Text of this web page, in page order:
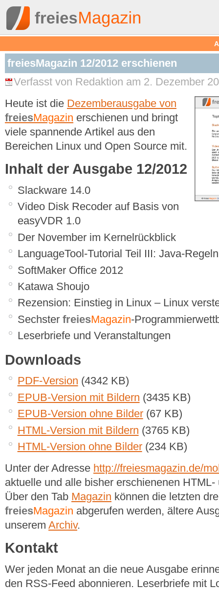
freiesMagazin 12/2012 erschienen
Verfasst von Redaktion am 2. Dezember
Heute ist die Dezemberausgabe von
freiesMagazin erschienen und bringt
viele spannende Artikel aus den
Bereichen Linux und Open Source mit.
Inhalt der Ausgabe 12/2012
Slackware 14.0
Video Disk Recoder auf Basis von
easyVDR 1.0
Der November im Kernelrückblick
LanguageTool-Tutorial Teil III: Java-
SoftMaker Office 2012
Katawa Shoujo
Rezension: Einstieg in Linux – Linux
Sechster freiesMagazin-
Leserbriefe und Veranstaltungen
Downloads
PDF-Version (4342 KB)
EPUB-Version mit Bildern (3435 KB)
EPUB-Version ohne Bilder(67 KB)
HTML-Version mit Bildern (3765 KB)
HTML-Version ohne Bilder(234 KB)
Unter der Adresse http://freiesmagazin.de/
aktuelle und alle bisher erschienenen
Über den Tab Magazin können die letzten
freiesMagazin abgerufen werden, ältere
unserem Archiv.
Kontakt
Wer jeden Monat an die neue Ausgabe
den RSS-Feed abonnieren. Leserbriefe mit